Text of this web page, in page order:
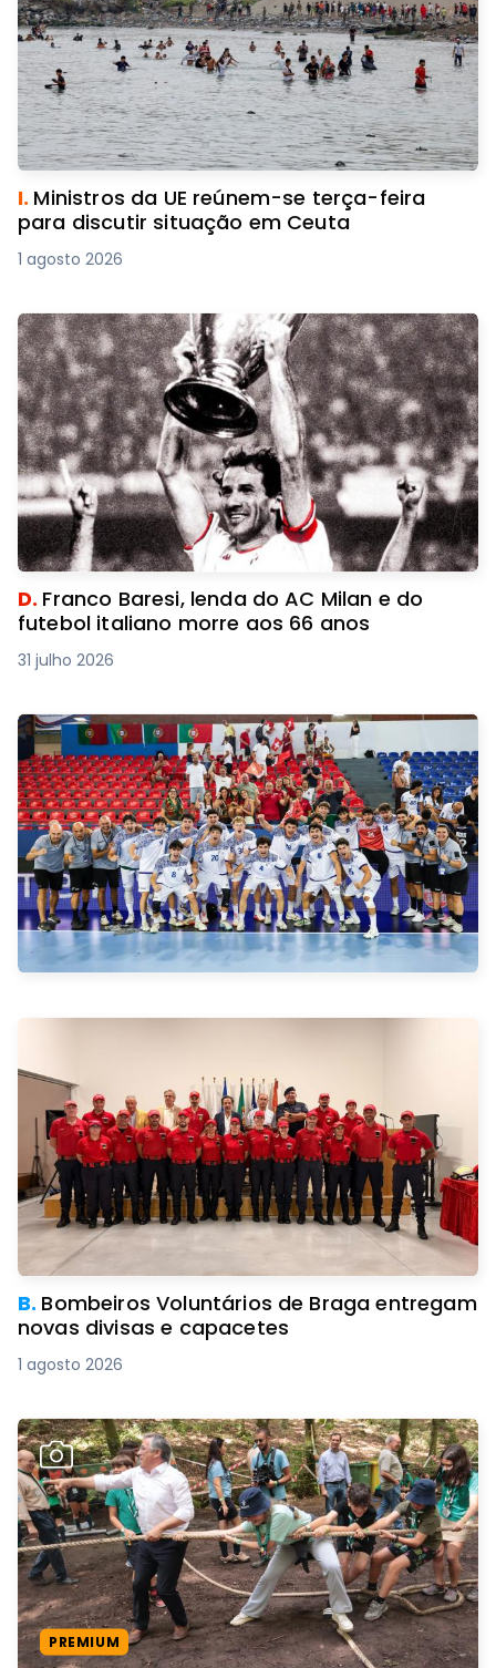
I. Ministros da UE reúnem-se terça-feira
para discutir situação em Ceuta
1 agosto 2026
D. Franco Baresi, lenda do AC Milan e do
futebol italiano morre aos 66 anos
31 julho 2026
B. Bombeiros Voluntários de Braga entregam
novas divisas e capacetes
1 agosto 2026
PREMIUM